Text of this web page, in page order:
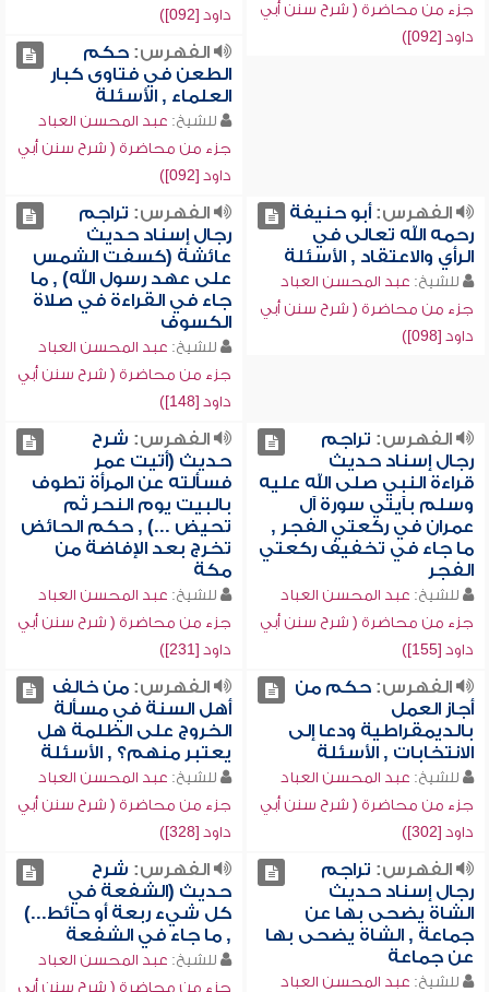
جزء من محاضرة ( شرح سنن أبي
داود [092])
داود [092])
الفهرس:حكم
الطعن في فتاوى كبار
العلماء , الأسئلة
للشيخ: عبد المحسن العباد
جزء من محاضرة ( شرح سنن أبي
داود [092])
الفهرس:أبو حنيفة
رحمه الله تعالى في
الرأي والاعتقاد , الأسئلة
للشيخ: عبد المحسن العباد
جزء من محاضرة ( شرح سنن أبي
داود [098])
الفهرس: تراجم
رجال إسناد حديث
عائشة (كسفت الشمس
على عهد رسول الله) , ما
جاء في القراءة في صلاة
الكسوف
للشيخ: عبد المحسن العباد
جزء من محاضرة ( شرح سنن أبي
داود [148])
الفهرس: تراجم
رجال إسناد حديث
قراءة النبي صلى الله عليه
وسلم بآيتي سورة آل
عمران في ركعتي الفجر ,
ما جاء في تخفيف ركعتي
الفجر
للشيخ: عبد المحسن العباد
جزء من محاضرة ( شرح سنن أبي
داود [155])
الفهرس: شرح
حديث (أتيت عمر
فسألته عن المرأة تطوف
بالبيت يوم النحر ثم
تحيض ...) , حكم الحائض
تخرج بعد الإفاضة من
مكة
للشيخ: عبد المحسن العباد
جزء من محاضرة ( شرح سنن أبي
داود [231])
الفهرس:حكم من
أجاز العمل
بالديمقراطية ودعا إلى
الانتخابات , الأسئلة
للشيخ: عبد المحسن العباد
جزء من محاضرة ( شرح سنن أبي
داود [302])
الفهرس:من خالف
أهل السنة في مسألة
الخروج على الظلمة هل
يعتبر منهم؟ , الأسئلة
للشيخ: عبد المحسن العباد
جزء من محاضرة ( شرح سنن أبي
داود [328])
الفهرس: تراجم
رجال إسناد حديث
الشاة يضحى بها عن
جماعة , الشاة يضحى بها
عن جماعة
للشيخ: عبد المحسن العباد
الفهرس: شرح
حديث (الشفعة في
كل شيء ربعة أو حائط...)
, ما جاء في الشفعة
للشيخ: عبد المحسن العباد
جزء من محاضرة ( شرح سنن أبي